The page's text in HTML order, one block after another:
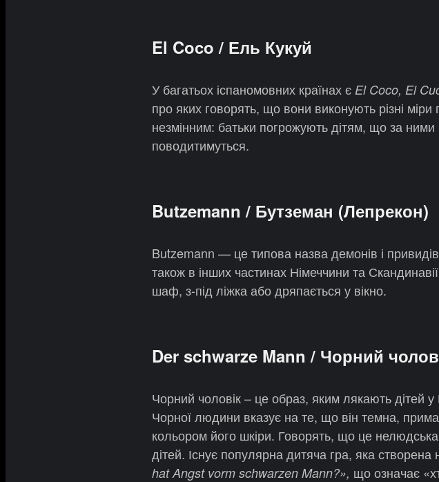
El Coco / Ель Кукуй
У багатьох іспаномовних країнах є El Coco, El
про яких говорять, що вони виконують різні
незмінним: батьки погрожують дітям, що за ними
поводитимуться.
Butzemann / Бутземан (Лепрекон)
Butzemann — це типова назва демонів і
також в інших частинах Німеччини та
шаф, з-під ліжка або дряпається у вікно.
Der schwarze Mann / Чорний
Чорний чоловік – це образ, яким лякають дітей у
Чорної людини вказує на те, що він темна,
кольором його шкіри. Говорять, що це нелюдська
дітей. Існує популярна дитяча гра, яка
hat Angst vorm schwarzen Mann?», що означає